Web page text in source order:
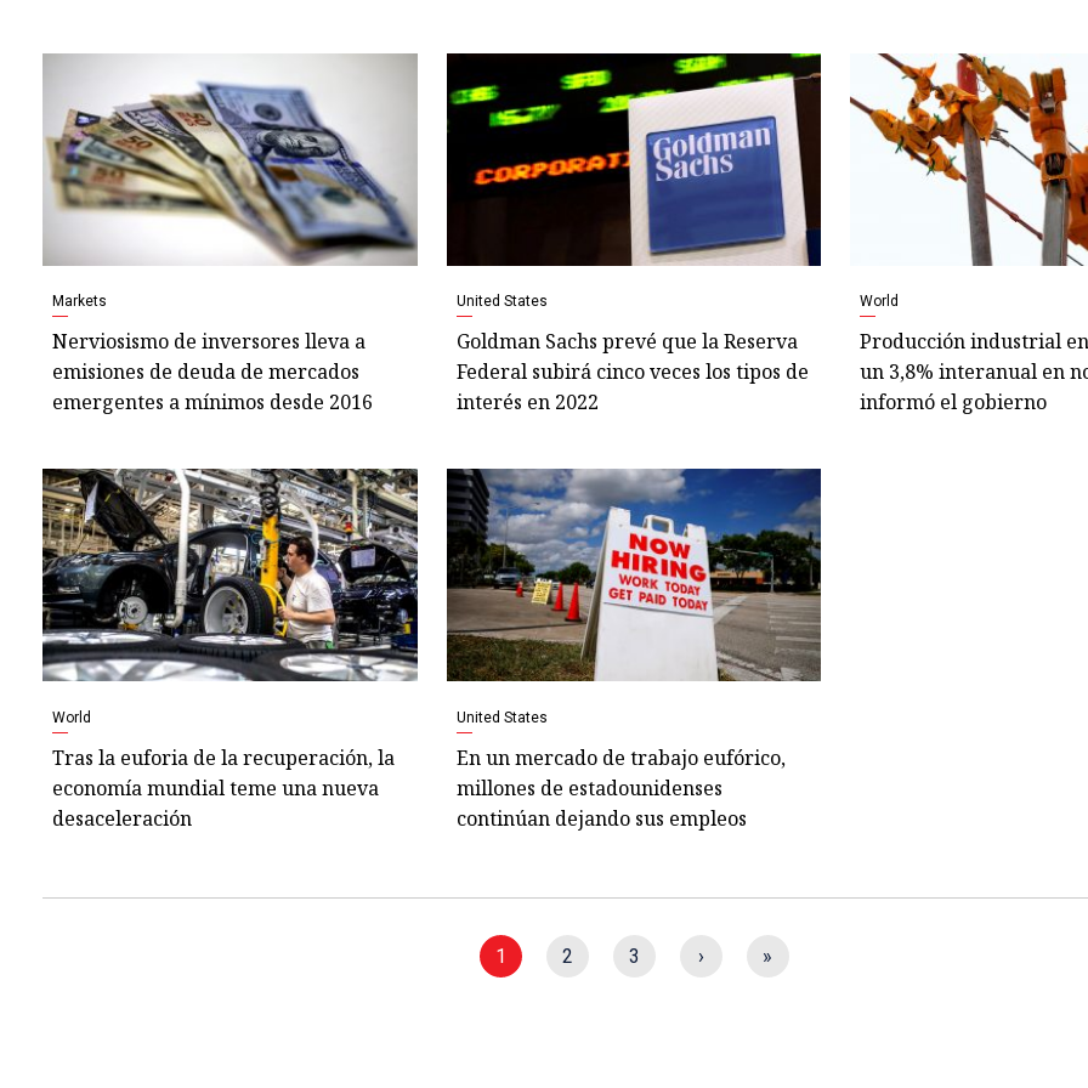
Markets
Nerviosismo de inversores lleva a
emisiones de deuda de mercados
emergentes a mínimos desde 2016
United States
Goldman Sachs prevé que la Reserva
Federal subirá cinco veces los tipos de
interés en 2022
World
Producción industrial
un 3,8% interanual en
informó el gobierno
World
Tras la euforia de la recuperación, la
economía mundial teme una nueva
desaceleración
United States
En un mercado de trabajo eufórico,
millones de estadounidenses
continúan dejando sus empleos
1 2 3 › »